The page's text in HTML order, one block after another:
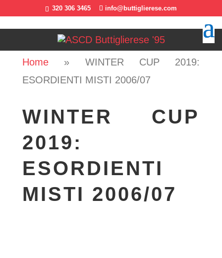
320 306 3465 info@buttiglierese.com
Home» WINTER CUP 2019:
ESORDIENTI MISTI 2006/07
WINTER CUP
2019:
ESORDIENTI
MISTI 2006/07